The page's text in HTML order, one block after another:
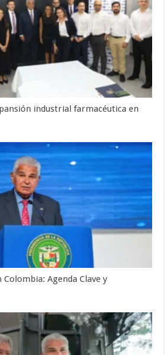
industrial farmacéutica en
Agenda Clave y